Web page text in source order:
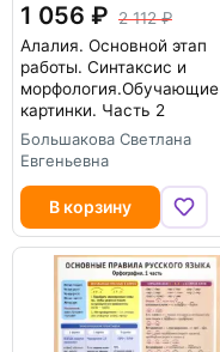
1 056
2 112
Алалия. Основной этап
работы. Синтаксис и
морфология.Обучающие
картинки. Часть 2
Большакова Светлана
Евгеньевна
В корзину